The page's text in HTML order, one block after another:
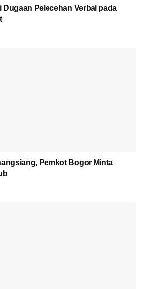
Dugaan Pelecehan Verbal pada
Pemkot Bogor Minta